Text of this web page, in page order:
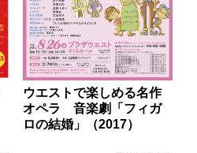
ウエストで楽しめる名作
オペラ 音楽劇「フィガ
ロの結婚」（2017）